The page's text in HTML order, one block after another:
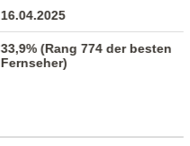
16.04.2025
33,9% (Rang 774 der besten
Fernseher)